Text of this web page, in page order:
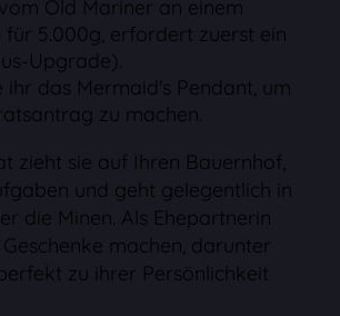
Old Mariner an einem
für 5.000g, erfordert zuerst ein
Upgrade).
ihr das Mermaid's Pendant, um
zu machen.
zieht sie auf Ihren Bauernhof,
und geht gelegentlich in
die Minen. Als Ehepartnerin
machen, darunter
zu ihrer Persönlichkeit